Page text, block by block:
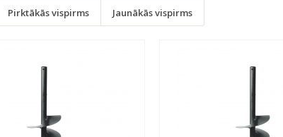
Pirktākās vispirms Jaunākās vispirms